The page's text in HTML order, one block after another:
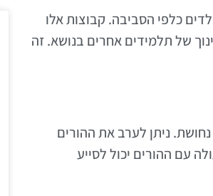
כלפי הסביבה. קבוצות אלו
של תלמידים אחרים בנושא. זה
ניתן לערב את ההורים
עם ההורים יכול לסייע